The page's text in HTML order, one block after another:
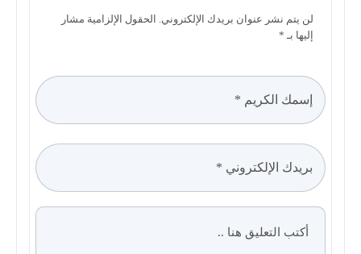
لن يتم نشر عنوان بريدك الإلكتروني. الحقول الإلزامية مشار
إليها بـ *